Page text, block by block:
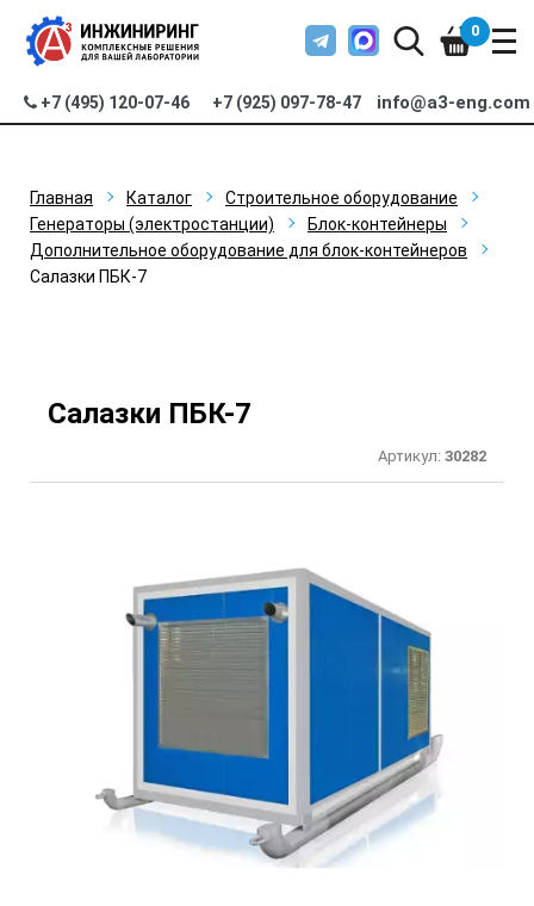
+7 (495) 120-07-46 +7 (925) 097-78-47 info@a3-eng.com
0
Главная Каталог
Строительное оборудование
Генераторы (электростанции)
Блок-контейнеры
Дополнительное оборудование для блок-контейнеров
Салазки ПБК-7
Салазки ПБК-7
Артикул: 30282